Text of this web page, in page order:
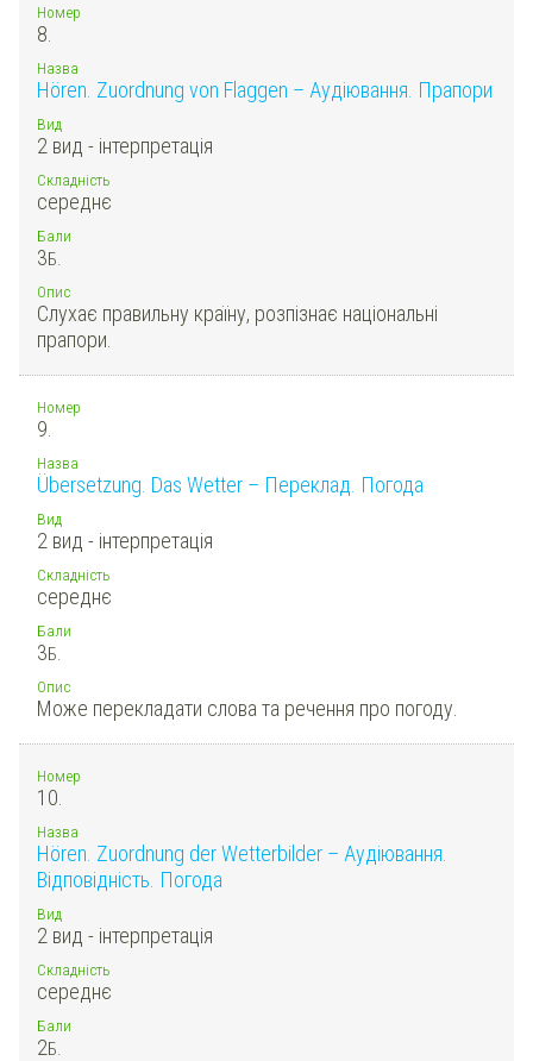
Номер
8.
Назва
Hören. Zuordnung von Flaggen – Аудіювання. Прапори
Вид
2 вид - інтерпретація
Складність
середнє
Бали
3Б.
Опис
Слухає правильну країну, розпізнає національні
прапори.
Номер
9.
Назва
Übersetzung. Das Wetter – Переклад. Погода
Вид
2 вид - інтерпретація
Складність
середнє
Бали
3Б.
Опис
Може перекладати слова та речення про погоду.
Номер
10.
Назва
Hören. Zuordnung der Wetterbilder – Аудіювання.
Відповідність. Погода
Вид
2 вид - інтерпретація
Складність
середнє
Бали
2Б.